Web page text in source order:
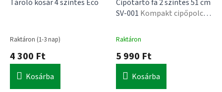
Tároló kosár 4 szintes Eco
Raktáron (1-3 nap)
4 300 Ft
Kosárba
Cipőtartó fa 2 szintes 51 cm
SV-001 Kompakt cipőpolc,
cm
Raktáron
5 990 Ft
Kosárba